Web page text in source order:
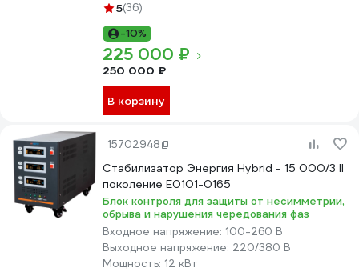
5(36)
-10%
225 000 ₽
250 000 ₽
В корзину
15702948
Стабилизатор Энергия Hybrid - 15 000/3 II
поколение Е0101-0165
Блок контроля для защиты от несимметрии,
обрыва и нарушения чередования фаз
Входное напряжение: 100-260 В
Выходное напряжение: 220/380 В
Мощность: 12 кВт